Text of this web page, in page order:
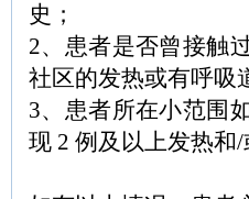
史；
2、患者是否曾接触
社区的发热或有呼吸
3、患者所在小范围
现 2 例及以上发热和/